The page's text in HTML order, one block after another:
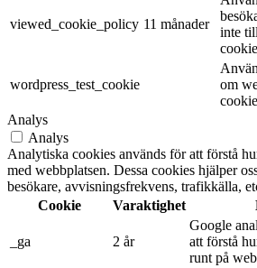
viewed_cookie_policy 11 månader
inte
wordpress_test_cookie
om
Analys
Analys
Analytiska cookies används för att förstå
med webbplatsen. Dessa cookies hjälper
besökare, avvisningsfrekvens, trafikkälla,
Cookie
Varaktighet
_ga 2 år
Google
att förstå
runt på